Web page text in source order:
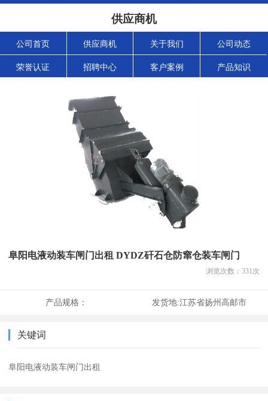
供应商机
公司首页 供应商机 关于我们 公司动态
荣誉认证 招聘中心 客户案例 产品知识
阜阳电液动装车闸门出租 DYDZ矸石仓防窜仓装车闸门
浏览次数： 331次
产品规格： 发货地:江苏省扬州高邮市
关键词
阜阳电液动装车闸门出租